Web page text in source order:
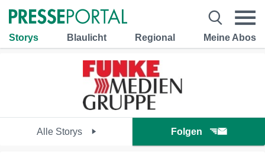
Storys Blaulicht Regional Meine Abos
Alle Storys Folgen